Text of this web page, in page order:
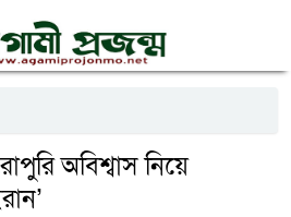
অবিশ্বাস নিয়ে